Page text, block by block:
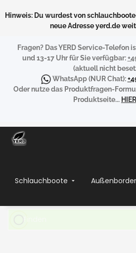
Hinweis: Du wurdest von
neue Adresse yerd.de
Fragen? Das YERD Service-Telefon
und 13-17 Uhr für Sie verfügbar:
(aktuell nicht
WhatsApp(NUR Chat):
Oder nutze das Produktfragen-
Produktseite... HIER
Schlauchboote Außenborder